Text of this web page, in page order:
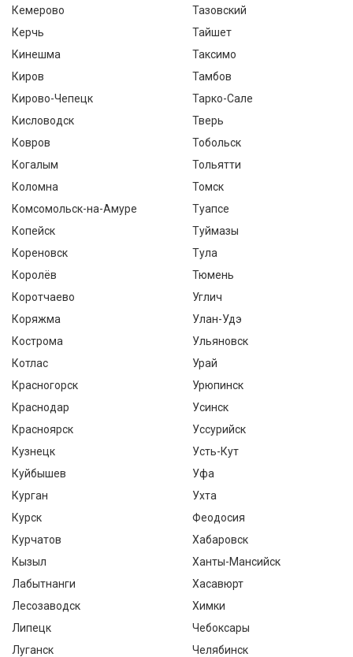
Кемерово
Керчь
Кинешма
Киров
Кирово-Чепецк
Кисловодск
Ковров
Когалым
Коломна
Комсомольск-на-Амуре
Копейск
Кореновск
Королёв
Коротчаево
Коряжма
Кострома
Котлас
Красногорск
Краснодар
Красноярск
Кузнецк
Куйбышев
Курган
Курск
Курчатов
Кызыл
Лабытнанги
Лесозаводск
Липецк
Луганск
Тазовский
Тайшет
Таксимо
Тамбов
Тарко-Сале
Тверь
Тобольск
Тольятти
Томск
Туапсе
Туймазы
Тула
Тюмень
Углич
Улан-Удэ
Ульяновск
Урай
Урюпинск
Усинск
Уссурийск
Усть-Кут
Уфа
Ухта
Феодосия
Хабаровск
Ханты-Мансийск
Хасавюрт
Химки
Чебоксары
Челябинск